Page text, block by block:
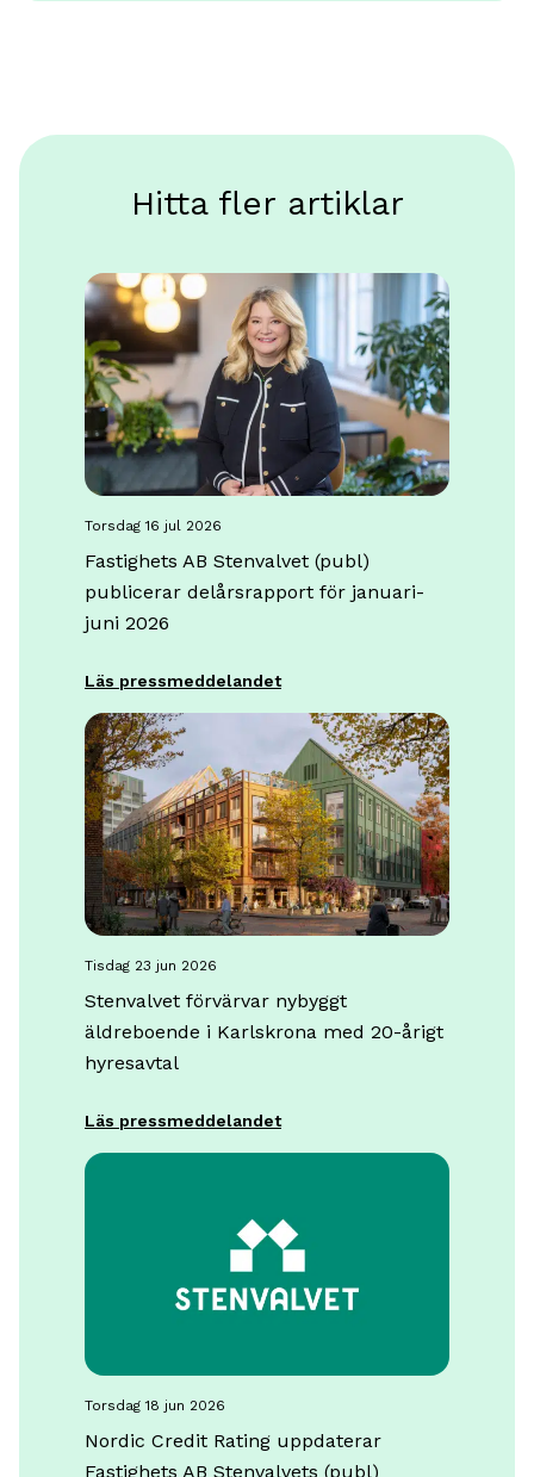
Hitta fler artiklar
torsdag 16 jul 2026
Fastighets AB Stenvalvet (publ)
publicerar delårsrapport för januari-
juni 2026
Läs pressmeddelandet
tisdag 23 jun 2026
Stenvalvet förvärvar nybyggt
äldreboende i Karlskrona med 20-årigt
hyresavtal
Läs pressmeddelandet
torsdag 18 jun 2026
Nordic Credit Rating uppdaterar
Fastighets AB Stenvalvets (publ)